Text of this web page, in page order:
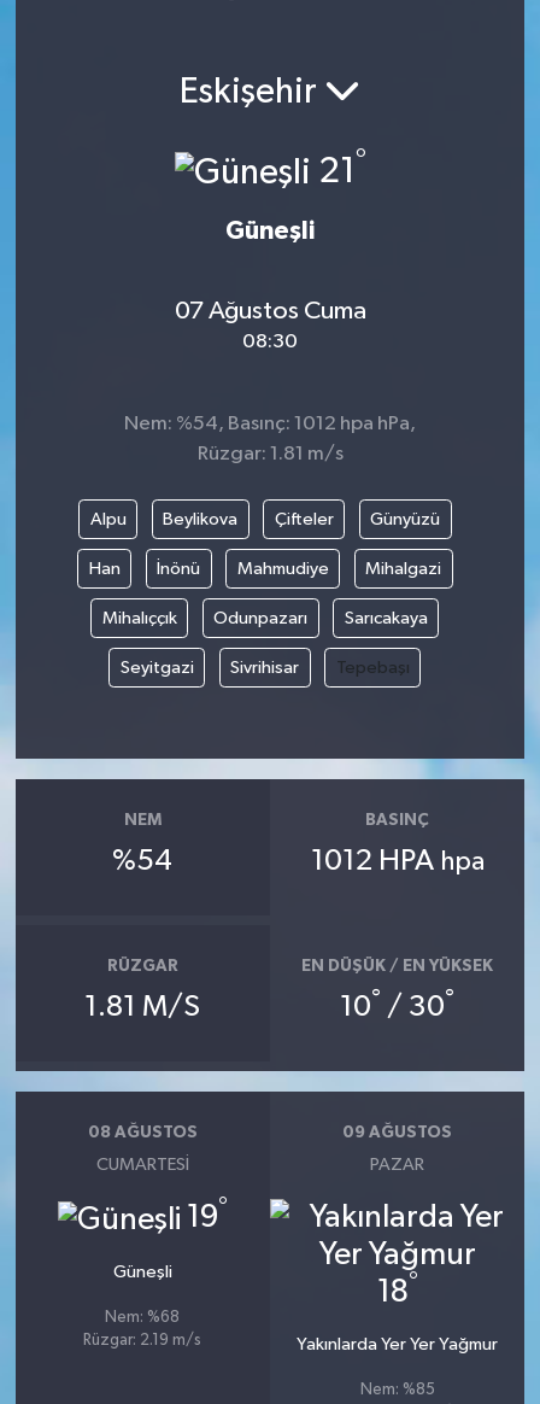
Eskişehir
21 °
Güneşli
07 Ağustos Cuma
08:30
Nem: %54, Basınç: 1012 hpa hPa,
Rüzgar: 1.81 m/s
Alpu Beylikova Çifteler Günyüzü
Han İnönü Mahmudiye Mihalgazi
Mihalıççık Odunpazarı Sarıcakaya
Seyitgazi Sivrihisar Tepebaşı
NEM
%54
BASINÇ
1012 HPA hpa
RÜZGAR
1.81 M/S
EN DÜŞÜK / EN YÜKSEK
10° / 30°
08 AĞUSTOS
CUMARTESI
19°
Güneşli
Nem: %68
Rüzgar: 2.19 m/s
09 AĞUSTOS
PAZAR
18°
Yakınlarda Yer Yer Yağmur
Nem: %85